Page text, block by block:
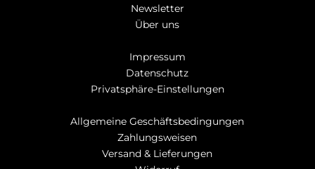
Newsletter
Über uns
Impressum
Datenschutz
Privatsphäre-Einstellungen
Allgemeine Geschäftsbedingungen
Zahlungsweisen
Versand & Lieferungen